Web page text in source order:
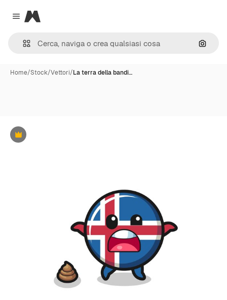
Close menu
Magnific
Cerca
Home/Stock/Vettori/La terra della bandi…
Premium